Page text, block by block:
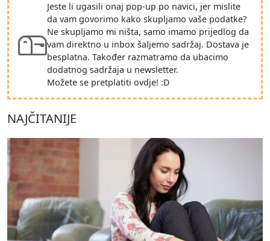
Jeste li ugasili onaj pop-up po navici, jer mislite
da vam govorimo kako skupljamo vaše podatke?
Ne skupljamo mi ništa, samo imamo prijedlog da
vam direktno u inbox šaljemo sadržaj. Dostava je
besplatna. Također razmatramo da ubacimo
dodatnog sadržaja u newsletter.
Možete se pretplatiti ovdje! :D
NAJČITANIJE